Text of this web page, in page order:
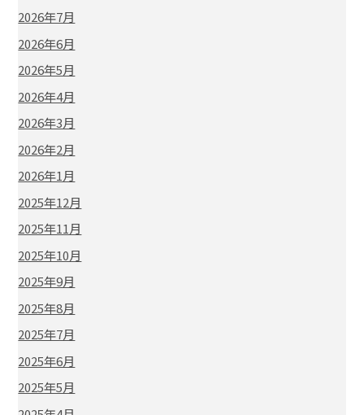
2026年7月
2026年6月
2026年5月
2026年4月
2026年3月
2026年2月
2026年1月
2025年12月
2025年11月
2025年10月
2025年9月
2025年8月
2025年7月
2025年6月
2025年5月